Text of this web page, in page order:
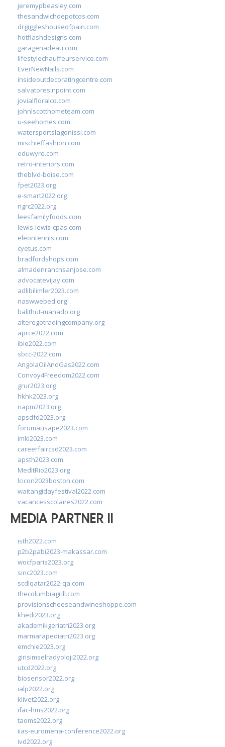
jeremypbeasley.com
thesandwichdepotcos.com
drgiggleshouseofpain.com
hotflashdesigns.com
garagenadeau.com
lifestylechauffeurservice.com
EverNewNails.com
insideoutdecoratingcentre.com
salvatoresinpoint.com
jovialfloralco.com
johnlscotthometeam.com
u-seehomes.com
watersportslagonissi.com
mischieffashion.com
eduwyre.com
retro-interiors.com
theblvd-boise.com
fpet2023.org
e-smart2022.org
ngrc2022.org
leesfamilyfoods.com
lewis-lewis-cpas.com
eleontennis.com
cyetus.com
bradfordshops.com
almadenranchsanjose.com
advocatevijay.com
adlibilimler2023.com
naswwebed.org
balithut-manado.org
alteregotradingcompany.org
aprce2022.com
ibie2022.com
sbcc-2022.com
AngolaOilAndGas2022.com
Convoy4Freedom2022.com
grur2023.org
hkhk2023.org
napm2023.org
apsdfd2023.org
forumausape2023.com
imkl2023.com
careerfaircsd2023.com
apsth2023.com
MedItRio2023.org
lcicon2023boston.com
waitangidayfestival2022.com
vacancesscolaires2022.com
MEDIA PARTNER II
isth2022.com
p2b2pabi2023-makassar.com
wocfparis2023.org
sinc2023.com
scdlqatar2022-qa.com
thecolumbiagrill.com
provisionscheeseandwineshoppe.com
khedi2023.org
akademikgeriatri2023.org
marmarapediatri2023.org
emchie2023.org
girisimselradyoloji2022.org
utcd2022.org
biosensor2022.org
ialp2022.org
klivet2022.org
ifac-hms2022.org
taoms2022.org
iias-euromena-conference2022.org
ivd2022.org